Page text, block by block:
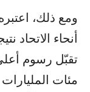
ومع ذلك،
أنحاء الاتحاد
تقبّل رسوم
مئات